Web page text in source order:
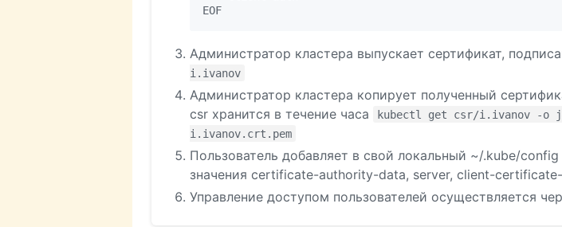
EOF
Администратор кластера выпускает сертификат,
i.ivanov
Администратор кластера копирует полученный
csr хранится в течение часа
kubectl get csr/i.ivanov -
i.ivanov.crt.pem
Пользователь добавляет в свой локальный ~/.kube/
значения certificate-authority-data, server, client-
Управление доступом пользователей осуществляется